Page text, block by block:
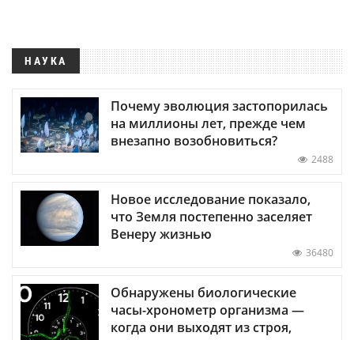
НАУКА
Почему эволюция застопорилась
на миллионы лет, прежде чем
внезапно возобновиться?
2488
Новое исследование показало,
что Земля постепенно заселяет
Венеру жизнью
36480
Обнаружены биологические
часы-хронометр организма —
когда они выходят из строя,